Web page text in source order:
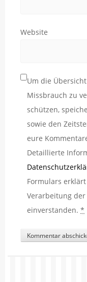
Website
Um die
Missbrauch zu
schützen,
sowie den
eure
Detaillierte
Formulars
Verarbeitung
einverstanden. *